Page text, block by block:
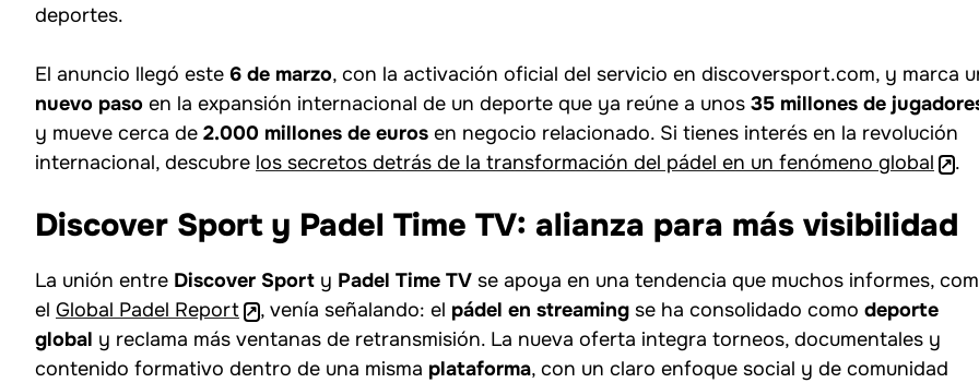
deportes.
El anuncio llegó este 6 de marzo, con la activación oficial del servicio en discoversport.com, y marca
nuevo paso en la expansión internacional de un deporte que ya reúne a unos 35 millones de
y mueve cerca de 2.000 millones de euros en negocio relacionado. Si tienes interés en la revolución
internacional, descubre los secretos detrás de la transformación del pádel en un fenómeno global .
Discover Sport y Padel Time TV: alianza para más visibilidad
La unión entre Discover Sport y Padel Time TV se apoya en una tendencia que muchos informes,
el Global Padel Report , venía señalando: el pádel en streamingse ha consolidado como deporte
global y reclama más ventanas de retransmisión. La nueva oferta integra torneos, documentales y
contenido formativo dentro de una misma plataforma, con un claro enfoque social y de comunidad